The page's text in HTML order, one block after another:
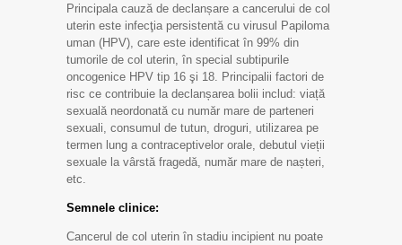
Principala cauză de declanșare a cancerului de col
uterin este infecţia persistentă cu virusul Papiloma
uman (HPV), care este identificat în 99% din
tumorile de col uterin, în special subtipurile
oncogenice HPV tip 16 şi 18. Principalii factori de
risc ce contribuie la declanșarea bolii includ: viață
sexuală neordonată cu număr mare de parteneri
sexuali, consumul de tutun, droguri, utilizarea pe
termen lung a contraceptivelor orale, debutul vieții
sexuale la vârstă fragedă, număr mare de nașteri,
etc.
Semnele clinice:
Cancerul de col uterin în stadiu incipient nu poate